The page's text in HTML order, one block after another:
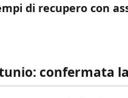
di recupero con
confermata